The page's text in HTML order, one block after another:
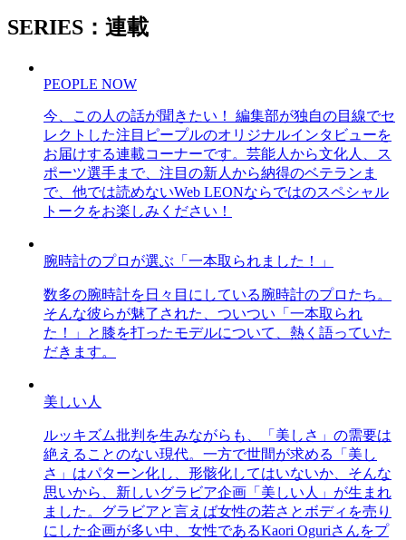
SERIES：連載
PEOPLE NOW
今、この人の話が聞きたい！ 編集部が独自の目線でセ
レクトした注目ピープルのオリジナルインタビューを
お届けする連載コーナーです。芸能人から文化人、ス
ポーツ選手まで、注目の新人から納得のベテランま
で、他では読めないWeb LEONならではのスペシャル
トークをお楽しみください！
腕時計のプロが選ぶ「一本取られました！」
数多の腕時計を日々目にしている腕時計のプロたち。
そんな彼らが魅了された、ついつい「一本取られ
た！」と膝を打ったモデルについて、熱く語っていた
だきます。
美しい人
ルッキズム批判を生みながらも、「美しさ」の需要は
絶えることのない現代。一方で世間が求める「美し
さ」はパターン化し、形骸化してはいないか、そんな
思いから、新しいグラビア企画「美しい人」が生まれ
ました。グラビアと言えば女性の若さとボディを売り
にした企画が多い中、女性であるKaori Oguriさんをプ